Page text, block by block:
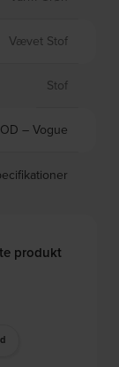
Vævet Stof
Stof
– Vogue
produkt